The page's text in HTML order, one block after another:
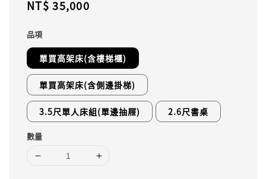
Regular
NT$ 35,000
品項
單買高架床(含樓梯櫃)
單買高架床(含側邊掛梯)
3.5尺單人床組(單邊抽屜) 2.6尺書桌
數量